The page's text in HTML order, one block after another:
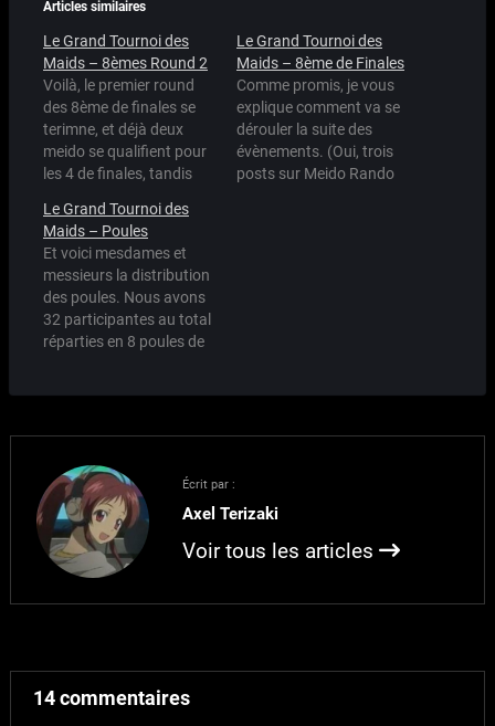
Articles similaires
Le Grand Tournoi des
Maids – 8èmes Round 2
Voilà, le premier round
des 8ème de finales se
terimne, et déjà deux
meido se qualifient pour
les 4 de finales, tandis
éliminées du tournoi.
Ainsi, Maria a dicté sa loi
à la pauvre petite May
d'un 87% à 13% sans
appel. On dira ce qu'on…
Le Grand Tournoi des
Maids – 8ème de Finales
Comme promis, je vous
explique comment va se
dérouler la suite des
évènements. (Oui, trois
posts sur Meido Rando
Le Grand Tournoi des
Maids – Poules
Et voici mesdames et
messieurs la distribution
des poules. Nous avons
32 participantes au total
réparties en 8 poules de
genre. Mine de rien on en
a trouvé beaucoup des
maids…
Écrit par :
Axel Terizaki
Voir tous les articles
14 commentaires